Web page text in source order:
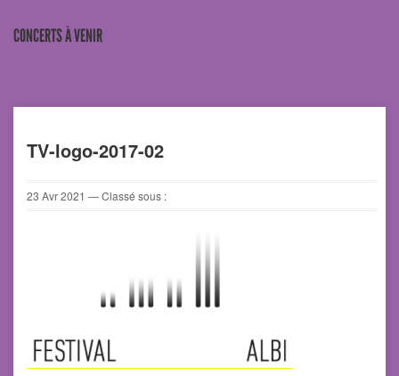
CONCERTS À VENIR
TV-logo-2017-02
23 Avr2021 — Classé sous :